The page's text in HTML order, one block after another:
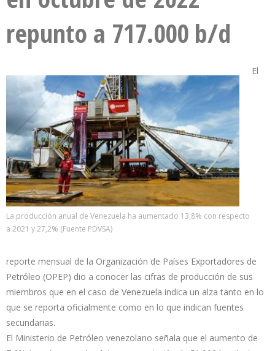
repunto a 717.000 b/d
La producción anual de Venezuela ha aumentado 13,8% con respecto
a 2021 y 27,2% (Fuente PDVSA)
El
reporte mensual de la Organización de Países Exportadores de
Petróleo (OPEP) dio a conocer las cifras de producción de sus
miembros que en el caso de Venezuela indica un alza tanto en lo
que se reporta oficialmente como en lo que indican fuentes
secundarias.
El Ministerio de Petróleo venezolano señala que el aumento de